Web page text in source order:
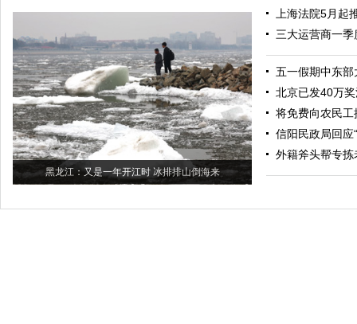
黑龙江：又是一年开江时 冰排排山倒海来
上海法院5月起
三大运营商一
五一假期中东部
北京已发40万
将免费向农民
信阳民政局回应
外籍斧头帮专拣